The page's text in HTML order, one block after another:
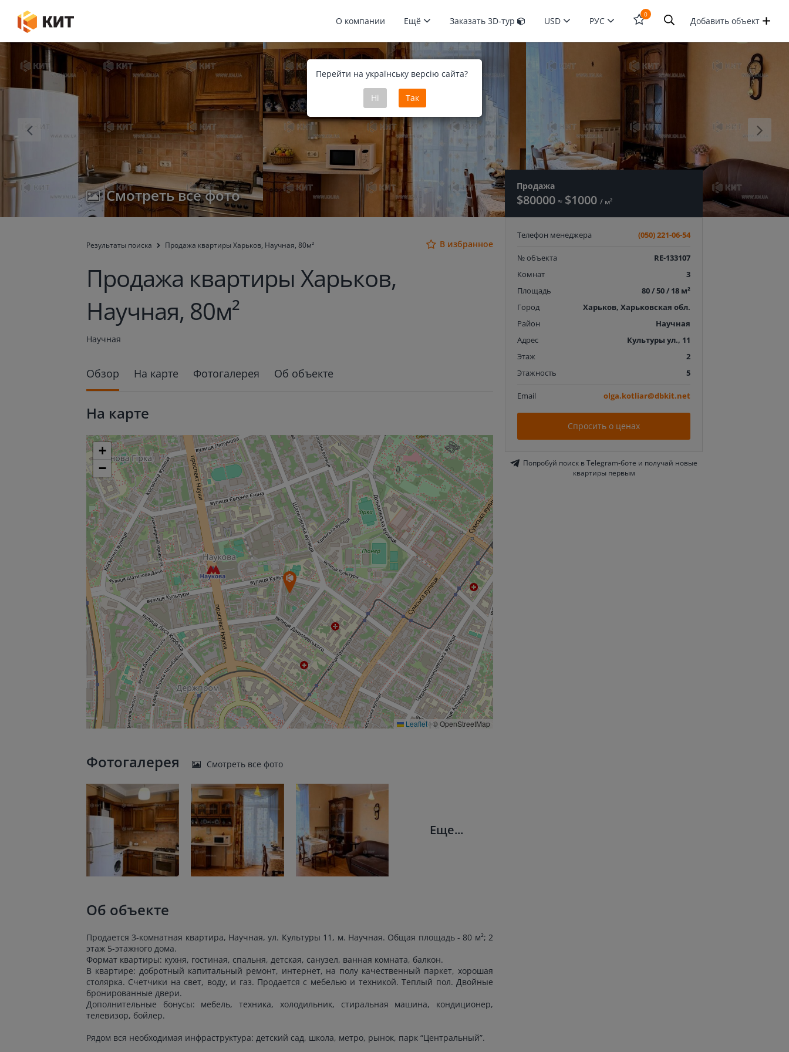
О компании Ещё Заказать 3D-тур USD РУС
0
ОткрытьДобавить объект
Перейти на українську версію сайта?
Ні Так
Смотреть все фото
Результаты поиска Продажа квартиры Харьков, Научная, 80м² В избранное
Продажа квартиры Харьков,
Научная, 80м²
Научная
Продажа
$80000 ≈ $1000/ м²
Телефон менеджера (050) 221-06-54
№ объекта
RE-133107
Комнат
3
Площадь
80 / 50 / 18 м²
Город
Харьков, Харьковская обл.
Район
Научная
Адрес
Культуры ул., 11
Этаж
2
Этажность
5
Email olga.kotliar@dbkit.net
Спросить о ценах
Попробуй поиск в Telegram-боте и получай новые
квартиры первым
Обзор На карте Фотогалерея Об объекте
На карте
+
−
Leaflet | © OpenStreetMap
Фотогалерея Смотреть все фото
Еще...
Об объекте
Продается 3-комнатная квартира, Научная, ул. Культуры 11, м. Научная. Общая площадь - 80 м²; 2
этаж 5-этажного дома.
Формат квартиры: кухня, гостиная, спальня, детская, санузел, ванная комната, балкон.
В квартире: добротный капитальный ремонт, интернет, на полу качественный паркет, хорошая
столярка. Счетчики на свет, воду, и газ. Продается с мебелью и техникой. Теплый пол. Двойные
бронированные двери.
Дополнительные бонусы: мебель, техника, холодильник, стиральная машина, кондиционер,
телевизор, бойлер.
Рядом вся необходимая инфраструктура: детский сад, школа, метро, рынок, парк “Центральный”.